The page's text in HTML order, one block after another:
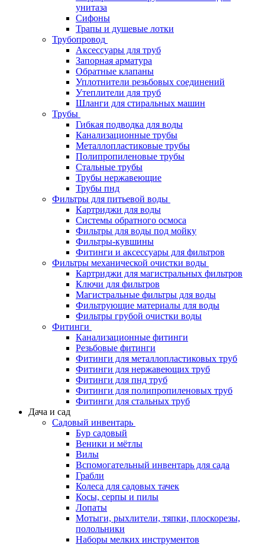
унитаза
Сифоны
Трапы и душевые лотки
Трубопровод
Аксессуары для труб
Запорная арматура
Обратные клапаны
Уплотнители резьбовых соединений
Утеплители для труб
Шланги для стиральных машин
Трубы
Гибкая подводка для воды
Канализационные трубы
Металлопластиковые трубы
Полипропиленовые трубы
Стальные трубы
Трубы нержавеющие
Трубы пнд
Фильтры для питьевой воды
Картриджи для воды
Системы обратного осмоса
Фильтры для воды под мойку
Фильтры-кувшины
Фитинги и аксессуары для фильтров
Фильтры механической очистки воды
Картриджи для магистральных фильтров
Ключи для фильтров
Магистральные фильтры для воды
Фильтрующие материалы для воды
Фильтры грубой очистки воды
Фитинги
Канализационные фитинги
Резьбовые фитинги
Фитинги для металлопластиковых труб
Фитинги для нержавеющих труб
Фитинги для пнд труб
Фитинги для полипропиленовых труб
Фитинги для стальных труб
Дача и сад
Садовый инвентарь
Бур садовый
Веники и мётлы
Вилы
Вспомогательный инвентарь для сада
Грабли
Колеса для садовых тачек
Косы, серпы и пилы
Лопаты
Мотыги, рыхлители, тяпки, плоскорезы,
полольники
Наборы мелких инструментов